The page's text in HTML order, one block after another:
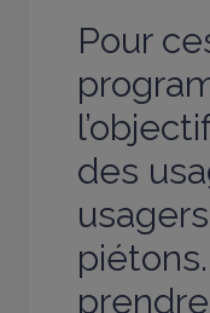
Pour
des